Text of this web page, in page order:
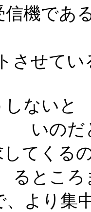
信機であ
させて
ないと
いのだ
てくる
るとこ
、より集